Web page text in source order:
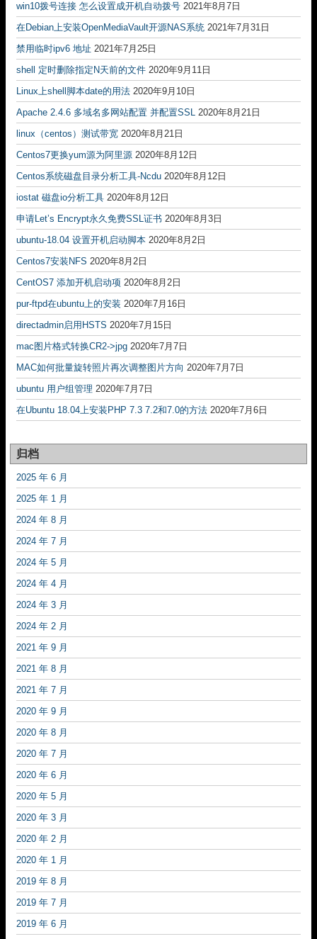
win10拨号连接 怎么设置成开机自动拨号 2021年8月7日
在Debian上安装OpenMediaVault开源NAS系统 2021年7月31日
禁用临时ipv6 地址 2021年7月25日
shell 定时删除指定N天前的文件 2020年9月11日
Linux上shell脚本date的用法 2020年9月10日
Apache 2.4.6 多域名多网站配置 并配置SSL 2020年8月21日
linux（centos）测试带宽 2020年8月21日
Centos7更换yum源为阿里源 2020年8月12日
Centos系统磁盘目录分析工具-Ncdu 2020年8月12日
iostat 磁盘io分析工具 2020年8月12日
申请Let’s Encrypt永久免费SSL证书 2020年8月3日
ubuntu-18.04 设置开机启动脚本 2020年8月2日
Centos7安装NFS 2020年8月2日
CentOS7 添加开机启动项 2020年8月2日
pur-ftpd在ubuntu上的安装 2020年7月16日
directadmin启用HSTS 2020年7月15日
mac图片格式转换CR2->jpg 2020年7月7日
MAC如何批量旋转照片再次调整图片方向 2020年7月7日
ubuntu 用户组管理 2020年7月7日
在Ubuntu 18.04上安装PHP 7.3 7.2和7.0的方法 2020年7月6日
归档
2025 年 6 月
2025 年 1 月
2024 年 8 月
2024 年 7 月
2024 年 5 月
2024 年 4 月
2024 年 3 月
2024 年 2 月
2021 年 9 月
2021 年 8 月
2021 年 7 月
2020 年 9 月
2020 年 8 月
2020 年 7 月
2020 年 6 月
2020 年 5 月
2020 年 3 月
2020 年 2 月
2020 年 1 月
2019 年 8 月
2019 年 7 月
2019 年 6 月